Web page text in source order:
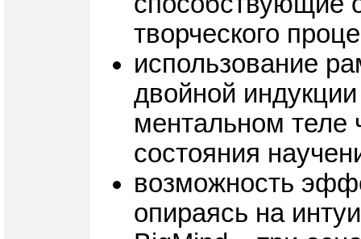
творческого
использование
двойной
ментальном теле
состояния
возможность
опираясь на